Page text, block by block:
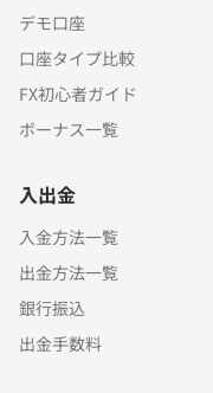
デモ口座
口座タイプ比較
FX初心者ガイド
ボーナス一覧
入出金
入金方法一覧
出金方法一覧
銀行振込
出金手数料